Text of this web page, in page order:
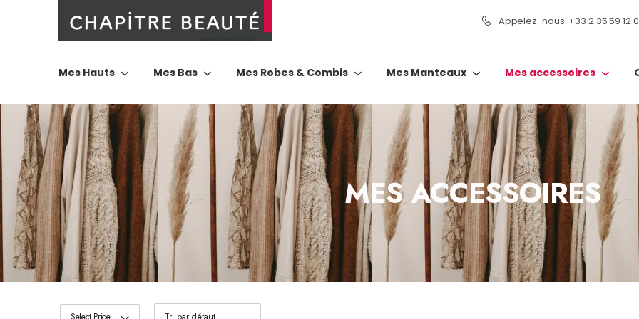
Appelez-nous: +33 2 35 59 12
Mes Hauts Mes Bas Mes Robes & Combis Mes Manteaux Mes accessoires
MES ACCESSOIRES